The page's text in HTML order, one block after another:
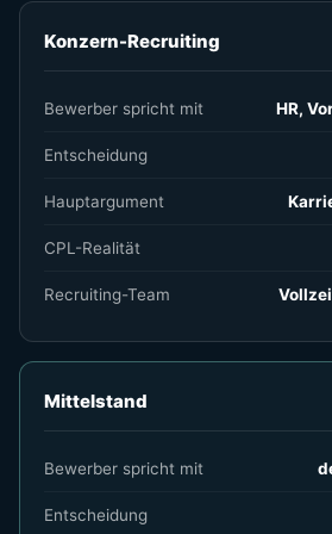
Konzern-Recruiting
Bewerber spricht mit HR,
Entscheidung
Hauptargument
CPL-Realität
Recruiting-Team
Mittelstand
Bewerber spricht mit
Entscheidung